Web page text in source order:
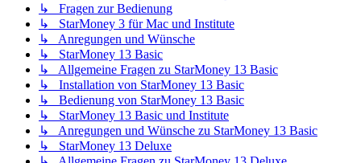
↳ Fragen zur Bedienung
↳ StarMoney 3 für Mac und Institute
↳ Anregungen und Wünsche
↳ StarMoney 13 Basic
↳ Allgemeine Fragen zu StarMoney 13 Basic
↳ Installation von StarMoney 13 Basic
↳ Bedienung von StarMoney 13 Basic
↳ StarMoney 13 Basic und Institute
↳ Anregungen und Wünsche zu StarMoney 13 Basic
↳ StarMoney 13 Deluxe